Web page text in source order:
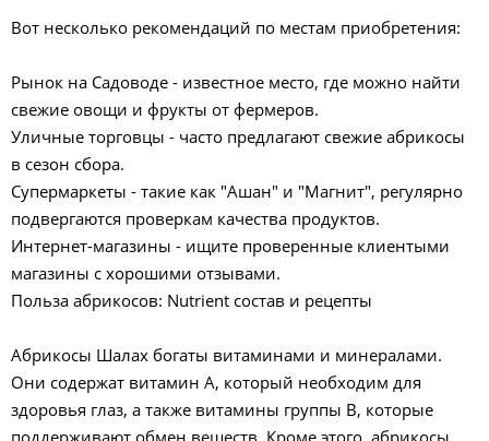
Вот несколько рекомендаций по местам приобретения:
Рынок на Садоводе - известное место, где можно найти
свежие овощи и фрукты от фермеров.
Уличные торговцы - часто предлагают свежие абрикосы
в сезон сбора.
Супермаркеты - такие как "Ашан" и "Магнит", регулярно
подвергаются проверкам качества продуктов.
Интернет-магазины - ищите проверенные клиентыми
магазины с хорошими отзывами.
Польза абрикосов: Nutrient состав и рецепты
Абрикосы Шалах богаты витаминами и минералами.
Они содержат витамин A, который необходим для
здоровья глаз, а также витамины группы B, которые
поддерживают обмен веществ. Кроме этого, абрикосы